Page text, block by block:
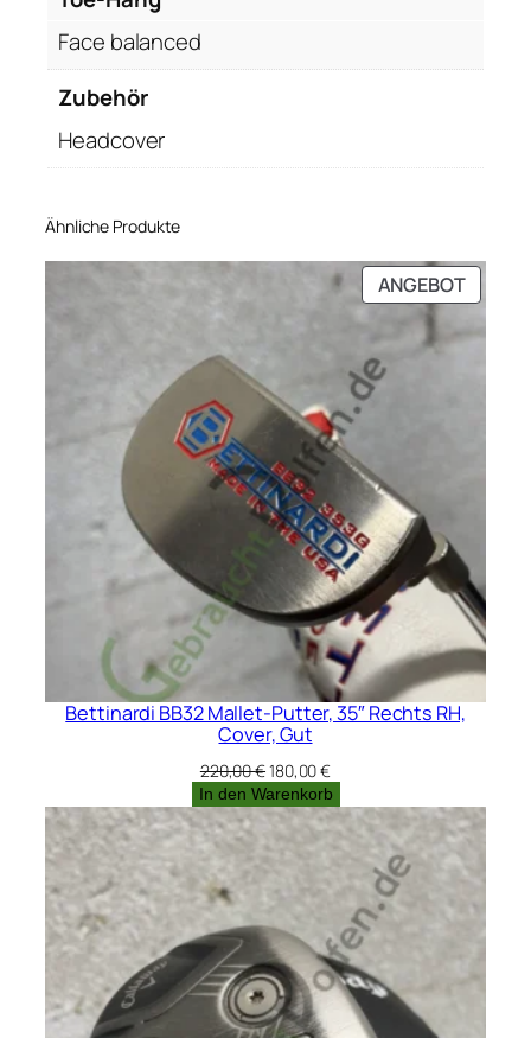
n
Face balanced
Zubehör
Headcover
Ähnliche Produkte
ANGEBOT
IM
Bettinardi BB32 Mallet-Putter, 35″ Rechts RH,
Cover, Gut
220,00€Ursprünglicher
Preis
war:
220,00 €
180,00€Aktueller
Preis
ist:
180,00 €.
In den Warenkorb